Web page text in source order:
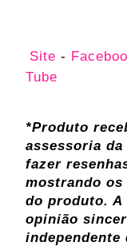
Site -
Tube
*Produto
assessoria
fazer
mostrando
do produto. A
opinião
independente